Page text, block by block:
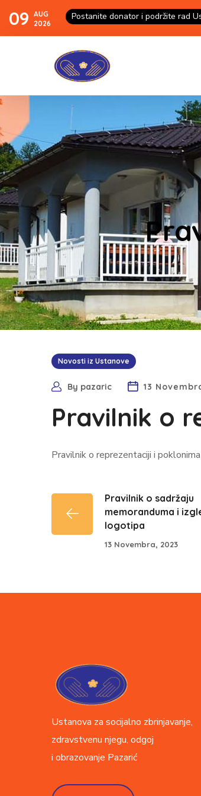
09 AUG
2026
Postanite donator i podržite rad
Novosti iz Ustanove
By pazaric 13
Pravilnik o
Pravilnik o reprezentaciji i
Pravilnik o sadržaju
memoranduma i
logotipa
13 Novembra, 2023
Ustanova za socijalno zbrinjavanje,
zdravstvenu njegu, odgoj
i obrazovanje Pazarić